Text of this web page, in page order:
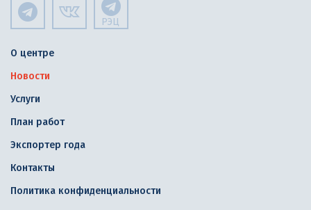
РЭЦ
О центре
Новости
Услуги
План работ
Экспортер года
Контакты
Политика конфиденциальности